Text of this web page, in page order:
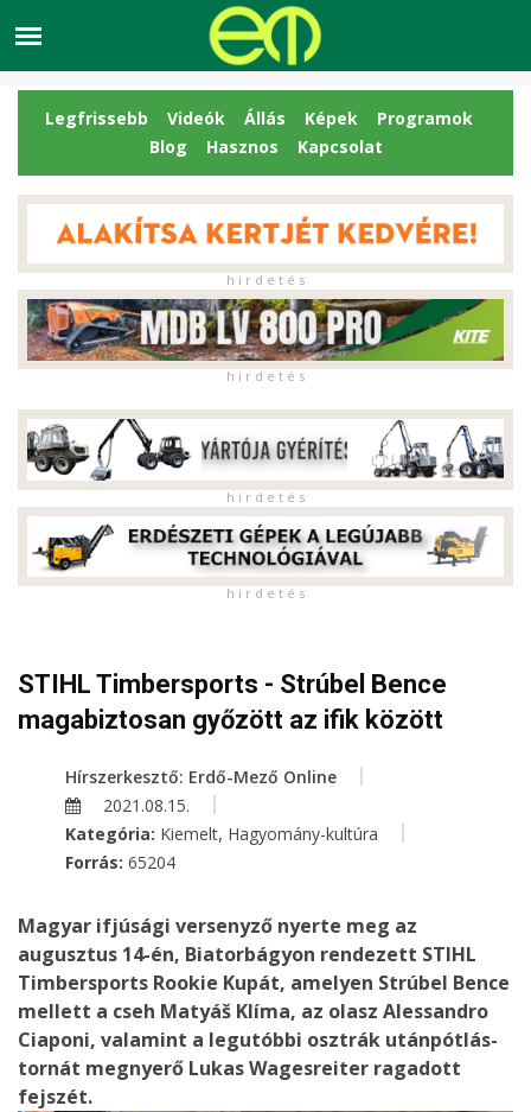
Legfrissebb Videók Állás Képek
Programok
Blog
Hasznos Kapcsolat
h i r d e t é s
h i r d e t é s
h i r d e t é s
h i r d e t é s
STIHL Timbersports - Strúbel Bence
magabiztosan győzött az ifik között
Hírszerkesztő: Erdő-Mező Online
2021.08.15.
Kategória: Kiemelt, Hagyomány-kultúra
Forrás: 65204
Magyar ifjúsági versenyző nyerte meg az
augusztus 14-én, Biatorbágyon rendezett STIHL
Timbersports Rookie Kupát, amelyen Strúbel Bence
mellett a cseh Matyáš Klíma, az olasz Alessandro
Ciaponi, valamint a legutóbbi osztrák utánpótlás-
tornát megnyerő Lukas Wagesreiter ragadott
fejszét.